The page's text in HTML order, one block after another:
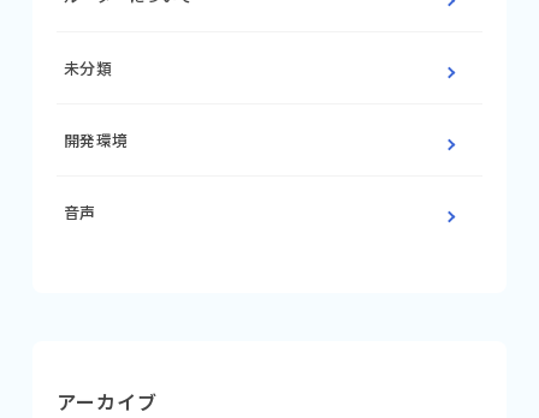
未分類
開発環境
音声
アーカイブ